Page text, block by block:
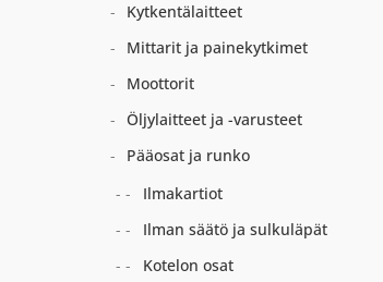
Kytkentälaitteet
Mittarit ja painekytkimet
Moottorit
Öljylaitteet ja -varusteet
Pääosat ja runko
Ilmakartiot
Ilman säätö ja sulkuläpät
Kotelon osat